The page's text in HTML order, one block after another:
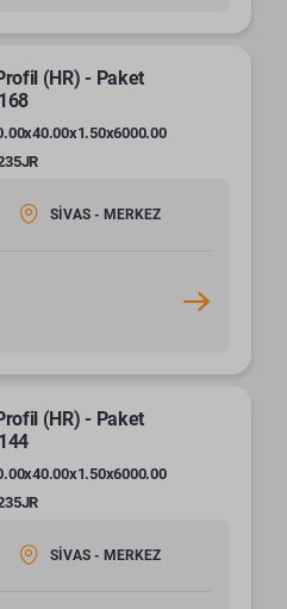
(HR) - Paket
SİVAS - MERKEZ
(HR) - Paket
SİVAS - MERKEZ